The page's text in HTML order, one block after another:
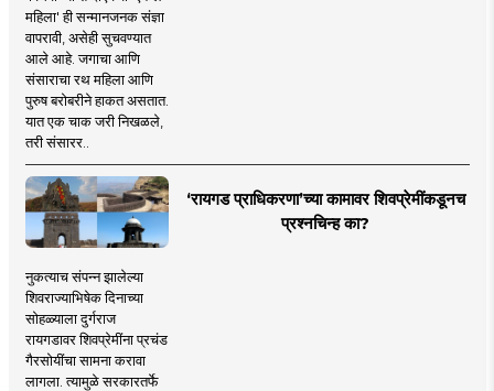
महिला' ही सन्मानजनक संज्ञा
वापरावी, असेही सुचवण्यात
आले आहे. जगाचा आणि
संसाराचा रथ महिला आणि
पुरुष बरोबरीने हाकत असतात.
यात एक चाक जरी निखळले,
तरी संसारर..
‘रायगड प्राधिकरणा’च्या कामावर शिवप्रेमींकडूनच
प्रश्नचिन्ह का?
नुकत्याच संपन्न झालेल्या
शिवराज्याभिषेक दिनाच्या
सोहळ्याला दुर्गराज
रायगडावर शिवप्रेमींना प्रचंड
गैरसोयींचा सामना करावा
लागला. त्यामुळे सरकारतर्फे